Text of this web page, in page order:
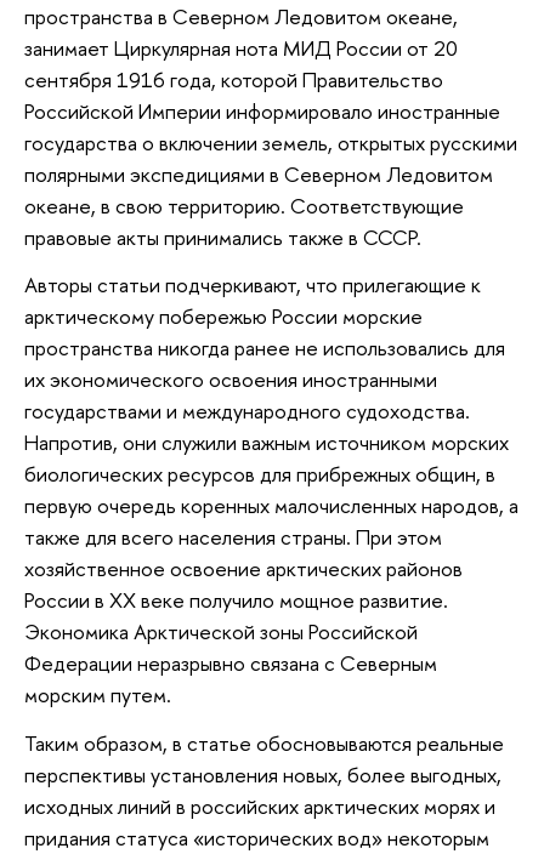
пространства в Северном Ледовитом океане,
занимает Циркулярная нота МИД России от 20
сентября 1916 года, которой Правительство
Российской Империи информировало иностранные
государства о включении земель, открытых русскими
полярными экспедициями в Северном Ледовитом
океане, в свою территорию. Соответствующие
правовые акты принимались также в СССР.
Авторы статьи подчеркивают, что прилегающие к
арктическому побережью России морские
пространства никогда ранее не использовались для
их экономического освоения иностранными
государствами и международного судоходства.
Напротив, они служили важным источником морских
биологических ресурсов для прибрежных общин, в
первую очередь коренных малочисленных народов, а
также для всего населения страны. При этом
хозяйственное освоение арктических районов
России в ХХ веке получило мощное развитие.
Экономика Арктической зоны Российской
Федерации неразрывно связана с Северным
морским путем.
Таким образом, в статье обосновываются реальные
перспективы установления новых, более выгодных,
исходных линий в российских арктических морях и
придания статуса «исторических вод» некоторым